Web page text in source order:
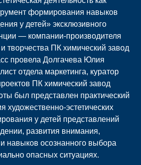
формирования навыков
у детей» эксклюзивного
— компании-производителя
творчества ПК химический завод
провела Долгачева Юлия
отдела маркетинга, куратор
ПК химический завод
был представлен практический
художественно-эстетических
у детей представлений
развития внимания,
навыков осознанного выбора
опасных ситуациях.